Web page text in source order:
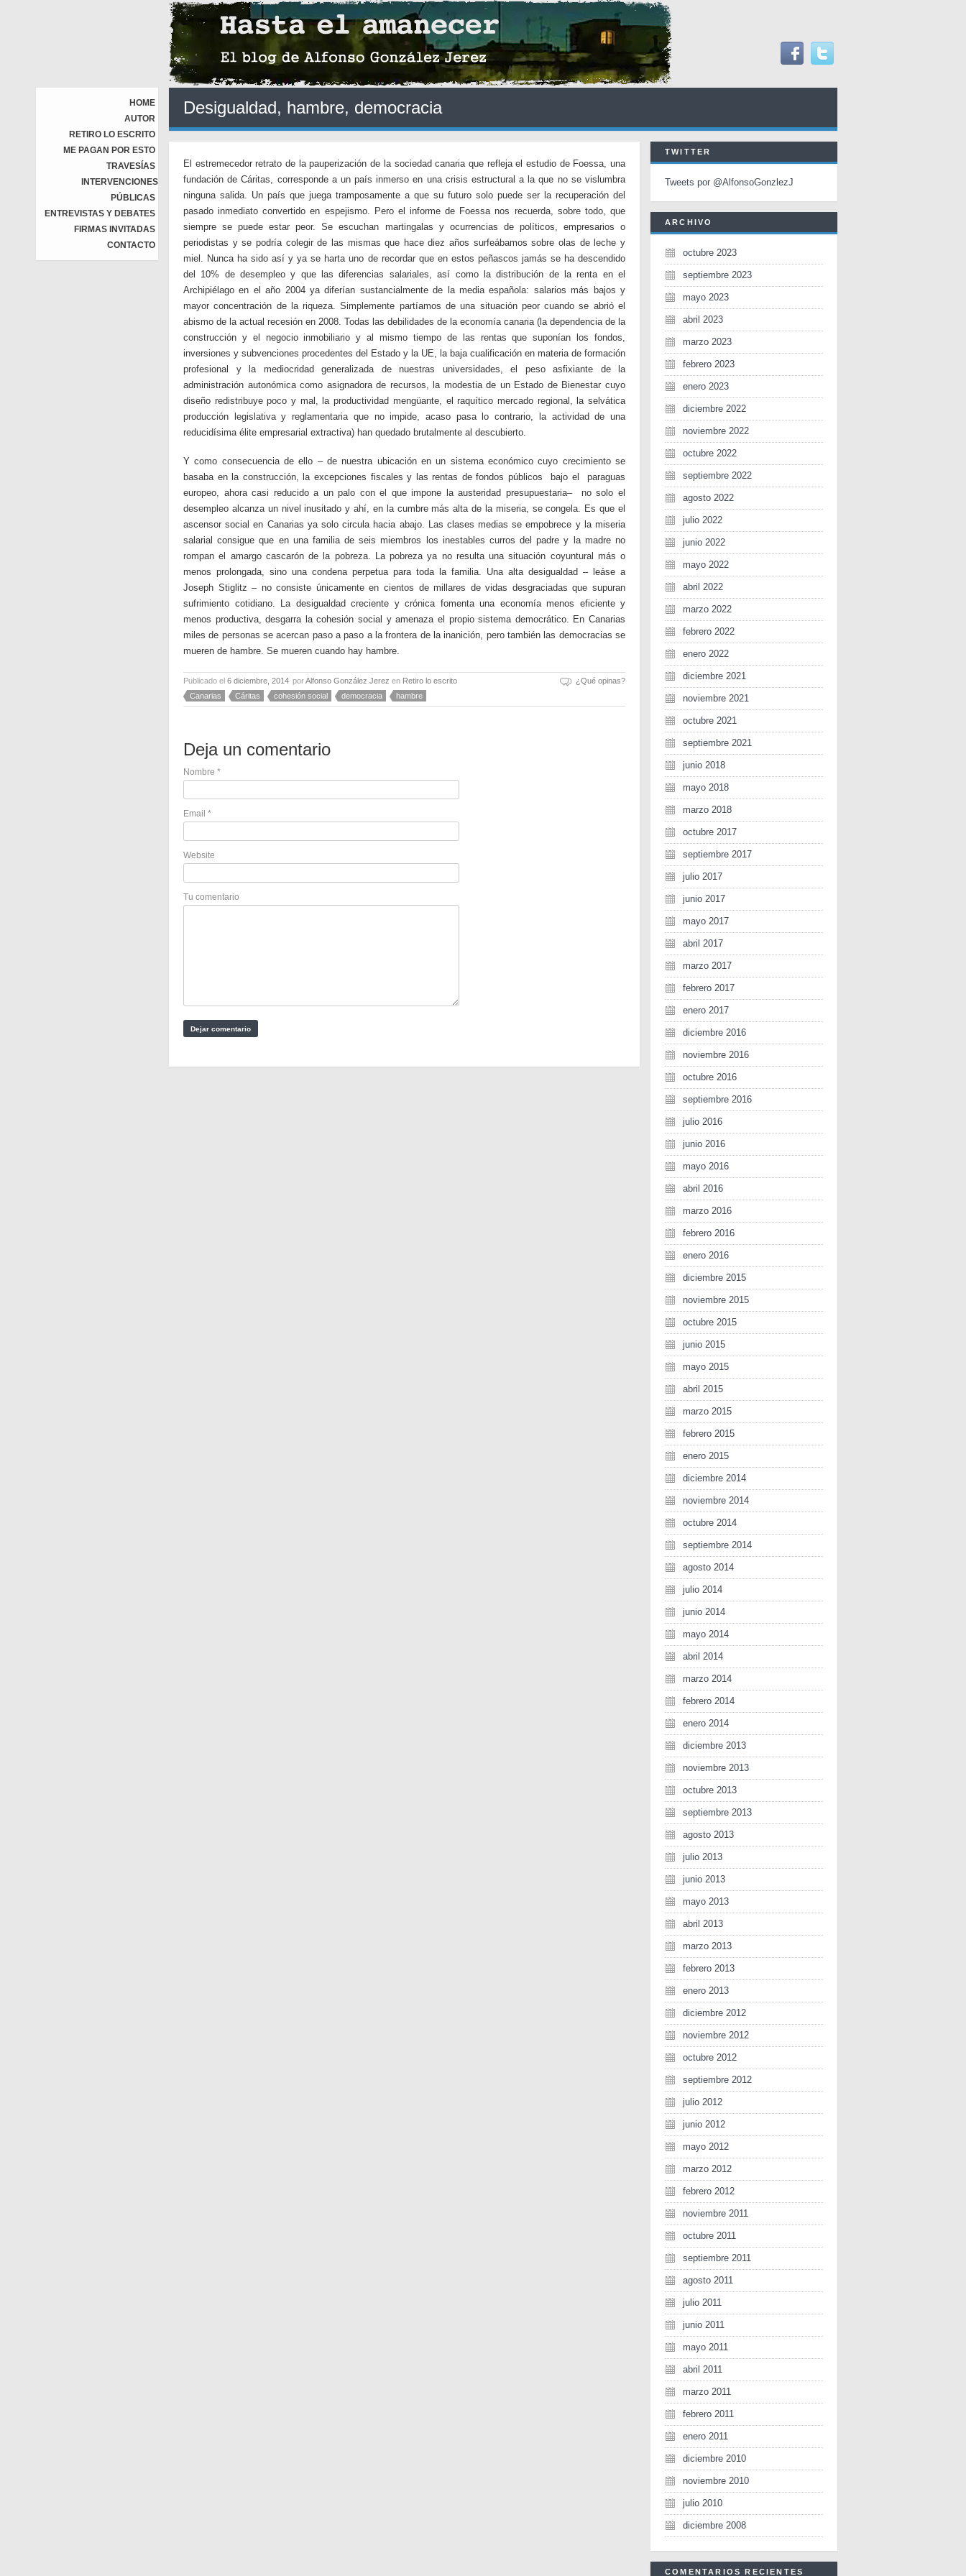
HOME
AUTOR
RETIRO LO ESCRITO
ME PAGAN POR ESTO
TRAVESÍAS
INTERVENCIONES
PÚBLICAS
ENTREVISTAS Y DEBATES
FIRMAS INVITADAS
CONTACTO
Desigualdad, hambre, democracia
El estremecedor retrato de la pauperización de la sociedad canaria que refleja el estudio de Foessa, una
fundación de Cáritas, corresponde a un país inmerso en una crisis estructural a la que no se vislumbra
ninguna salida. Un país que juega tramposamente a que su futuro solo puede ser la recuperación del
pasado inmediato convertido en espejismo. Pero el informe de Foessa nos recuerda, sobre todo, que
siempre se puede estar peor. Se escuchan martingalas y ocurrencias de políticos, empresarios o
periodistas y se podría colegir de las mismas que hace diez años surfeábamos sobre olas de leche y
miel. Nunca ha sido así y ya se harta uno de recordar que en estos peñascos jamás se ha descendido
del 10% de desempleo y que las diferencias salariales, así como la distribución de la renta en el
Archipiélago en el año 2004 ya diferían sustancialmente de la media española: salarios más bajos y
mayor concentración de la riqueza. Simplemente partíamos de una situación peor cuando se abrió el
abismo de la actual recesión en 2008. Todas las debilidades de la economía canaria (la dependencia de la
construcción y el negocio inmobiliario y al mismo tiempo de las rentas que suponían los fondos,
inversiones y subvenciones procedentes del Estado y la UE, la baja cualificación en materia de formación
profesional y la mediocridad generalizada de nuestras universidades, el peso asfixiante de la
administración autonómica como asignadora de recursos, la modestia de un Estado de Bienestar cuyo
diseño redistribuye poco y mal, la productividad mengüante, el raquítico mercado regional, la selvática
producción legislativa y reglamentaria que no impide, acaso pasa lo contrario, la actividad de una
reducidísima élite empresarial extractiva) han quedado brutalmente al descubierto.
Y como consecuencia de ello – de nuestra ubicación en un sistema económico cuyo crecimiento se
basaba en la construcción, la excepciones fiscales y las rentas de fondos públicos bajo el paraguas
europeo, ahora casi reducido a un palo con el que impone la austeridad presupuestaria– no solo el
desempleo alcanza un nivel inusitado y ahí, en la cumbre más alta de la miseria, se congela. Es que el
ascensor social en Canarias ya solo circula hacia abajo. Las clases medias se empobrece y la miseria
salarial consigue que en una familia de seis miembros los inestables curros del padre y la madre no
rompan el amargo cascarón de la pobreza. La pobreza ya no resulta una situación coyuntural más o
menos prolongada, sino una condena perpetua para toda la familia. Una alta desigualdad – leáse a
Joseph Stiglitz – no consiste únicamente en cientos de millares de vidas desgraciadas que supuran
sufrimiento cotidiano. La desigualdad creciente y crónica fomenta una economía menos eficiente y
menos productiva, desgarra la cohesión social y amenaza el propio sistema democrático. En Canarias
miles de personas se acercan paso a paso a la frontera de la inanición, pero también las democracias se
mueren de hambre. Se mueren cuando hay hambre.
Publicado el 6 diciembre, 2014 porAlfonso González Jerez en Retiro lo escrito
¿Qué opinas?
Canarias
Cáritas cohesión social democracia hambre
Deja un comentario
Nombre *
Email *
Website
Tu comentario
TWITTER
Tweets por @AlfonsoGonzlezJ
ARCHIVO
octubre 2023
septiembre 2023
mayo 2023
abril 2023
marzo 2023
febrero 2023
enero 2023
diciembre 2022
noviembre 2022
octubre 2022
septiembre 2022
agosto 2022
julio 2022
junio 2022
mayo 2022
abril 2022
marzo 2022
febrero 2022
enero 2022
diciembre 2021
noviembre 2021
octubre 2021
septiembre 2021
junio 2018
mayo 2018
marzo 2018
octubre 2017
septiembre 2017
julio 2017
junio 2017
mayo 2017
abril 2017
marzo 2017
febrero 2017
enero 2017
diciembre 2016
noviembre 2016
octubre 2016
septiembre 2016
julio 2016
junio 2016
mayo 2016
abril 2016
marzo 2016
febrero 2016
enero 2016
diciembre 2015
noviembre 2015
octubre 2015
junio 2015
mayo 2015
abril 2015
marzo 2015
febrero 2015
enero 2015
diciembre 2014
noviembre 2014
octubre 2014
septiembre 2014
agosto 2014
julio 2014
junio 2014
mayo 2014
abril 2014
marzo 2014
febrero 2014
enero 2014
diciembre 2013
noviembre 2013
octubre 2013
septiembre 2013
agosto 2013
julio 2013
junio 2013
mayo 2013
abril 2013
marzo 2013
febrero 2013
enero 2013
diciembre 2012
noviembre 2012
octubre 2012
septiembre 2012
julio 2012
junio 2012
mayo 2012
marzo 2012
febrero 2012
noviembre 2011
octubre 2011
septiembre 2011
agosto 2011
julio 2011
junio 2011
mayo 2011
abril 2011
marzo 2011
febrero 2011
enero 2011
diciembre 2010
noviembre 2010
julio 2010
diciembre 2008
COMENTARIOS RECIENTES